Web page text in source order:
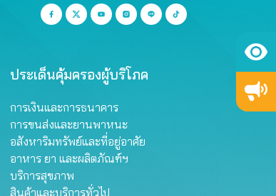
ประเด็นคุ้มครองผู้บริโภค
การเงินและการธนาคาร
การขนส่งและยานพาหนะ
อสังหาริมทรัพย์และที่อยู่อาศัย
อาหาร ยา และผลิตภัณฑ์ฯ
บริการสุขภาพ
สินค้าและบริการทั่วไป